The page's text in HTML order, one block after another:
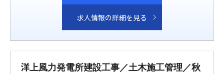
求人情報の詳細を見る
洋上風力発電所建設工事／土木施工管理／秋